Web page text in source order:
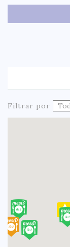
Filtrar por